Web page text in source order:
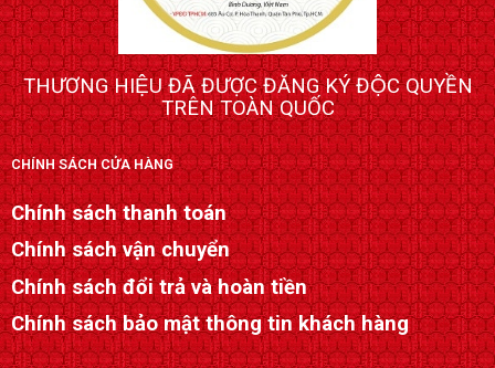
THƯƠNG HIỆU ĐÃ ĐƯỢC ĐĂNG KÝ ĐỘC QUYỀN
TRÊN TOÀN QUỐC
CHÍNH SÁCH CỬA HÀNG
Chính sách thanh toán
Chính sách vận chuyển
Chính sách đổi trả và hoàn tiền
Chính sách bảo mật thông tin khách hàng